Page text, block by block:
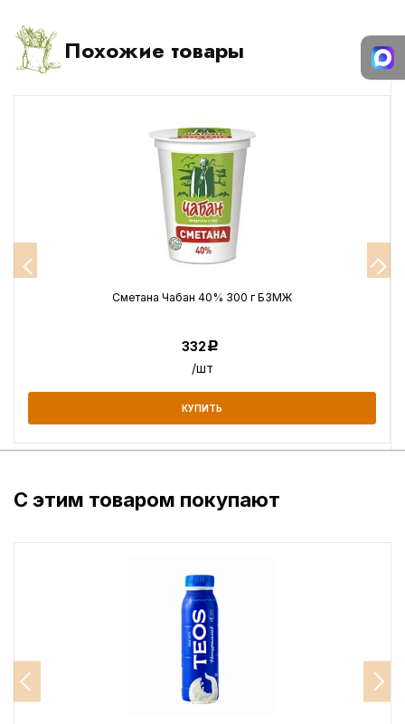
Похожие товары
Сметана Чабан 40% 300 г БЗМЖ
332Р
/шт
КУПИТЬ
С этим товаром покупают